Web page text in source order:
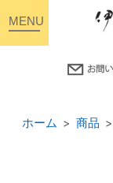
ホーム 商品
toggle
navigation